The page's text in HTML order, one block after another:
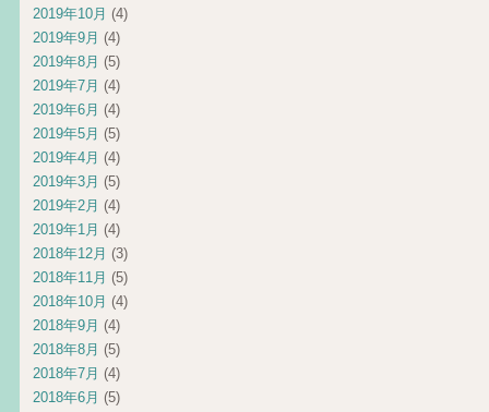
2019年10月 (4)
2019年9月 (4)
2019年8月 (5)
2019年7月 (4)
2019年6月 (4)
2019年5月 (5)
2019年4月 (4)
2019年3月 (5)
2019年2月 (4)
2019年1月 (4)
2018年12月 (3)
2018年11月 (5)
2018年10月 (4)
2018年9月 (4)
2018年8月 (5)
2018年7月 (4)
2018年6月 (5)